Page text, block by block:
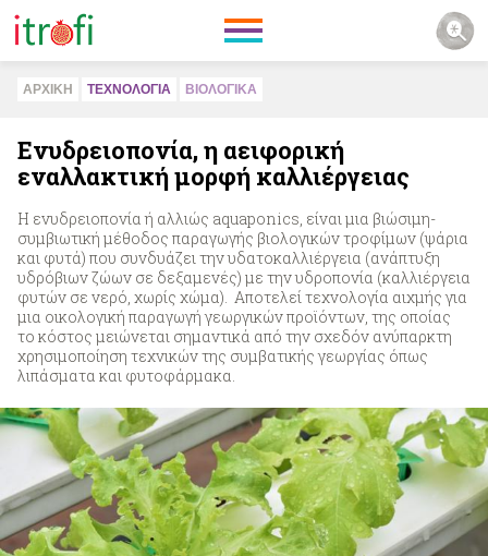
ΑΡΧΙΚΗ ΤΕΧΝΟΛΟΓΙΑ ΒΙΟΛΟΓΙΚA
Eνυδρειοπονία, η αειφορική
εναλλακτική μορφή καλλιέργειας
Η ενυδρειοπονία ή αλλιώς aquaponics, είναι μια βιώσιμη-
συμβιωτική μέθοδος παραγωγής βιολογικών τροφίμων (ψάρια
και φυτά) που συνδυάζει την υδατοκαλλιέργεια (ανάπτυξη
υδρόβιων ζώων σε δεξαμενές) με την υδροπονία (καλλιέργεια
φυτών σε νερό, χωρίς χώμα). Αποτελεί τεχνολογία αιχμής για
μια οικολογική παραγωγή γεωργικών προϊόντων, της οποίας
το κόστος μειώνεται σημαντικά από την σχεδόν ανύπαρκτη
χρησιμοποίηση τεχνικών της συμβατικής γεωργίας όπως
λιπάσματα και φυτοφάρμακα.